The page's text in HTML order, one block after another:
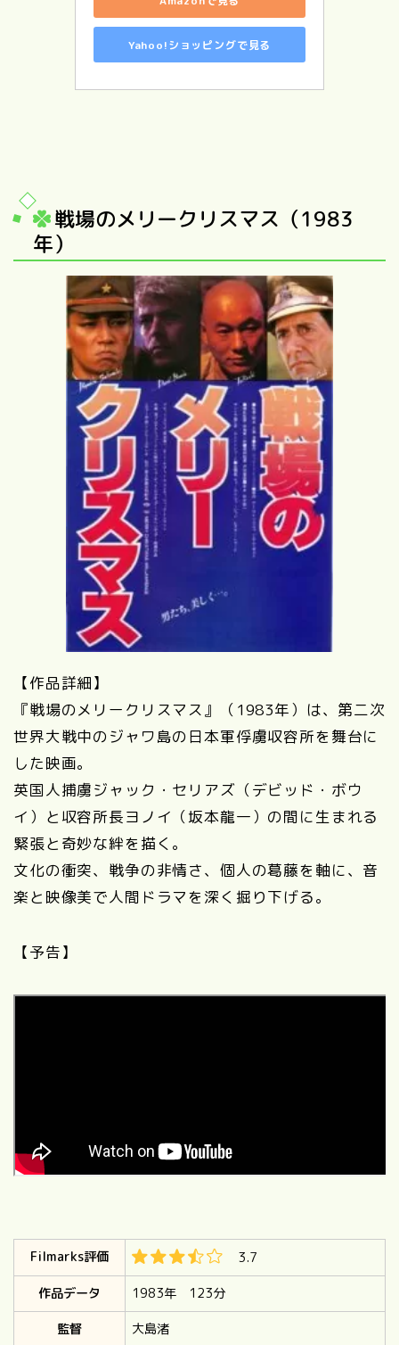
Yahoo!ショッピングで見る
戦場のメリークリスマス（1983
年）
【作品詳細】
『戦場のメリークリスマス』（1983年）は、第二次
世界大戦中のジャワ島の日本軍俘虜収容所を舞台に
した映画。
英国人捕虜ジャック・セリアズ（デビッド・ボウ
イ）と収容所長ヨノイ（坂本龍一）の間に生まれる
緊張と奇妙な絆を描く。
文化の衝突、戦争の非情さ、個人の葛藤を軸に、音
楽と映像美で人間ドラマを深く掘り下げる。
【予告】
Filmarks評価
3.7
作品データ
1983年 123分
監督
大島渚